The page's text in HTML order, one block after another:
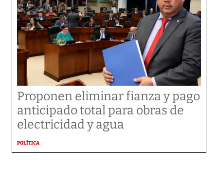
Proponen eliminar fianza y pago
anticipado total para obras de
electricidad y agua
POLÍTICA